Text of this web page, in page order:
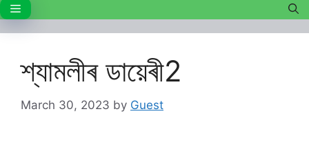
Menu
শ্যামলীৰ ডায়েৰী2
March 30, 2023 by Guest